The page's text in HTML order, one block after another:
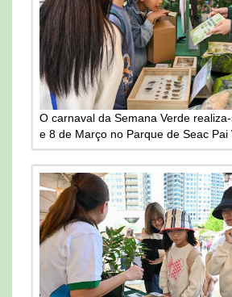
O carnaval da Semana Verde
e 8 de Março no Parque de Seac Pai